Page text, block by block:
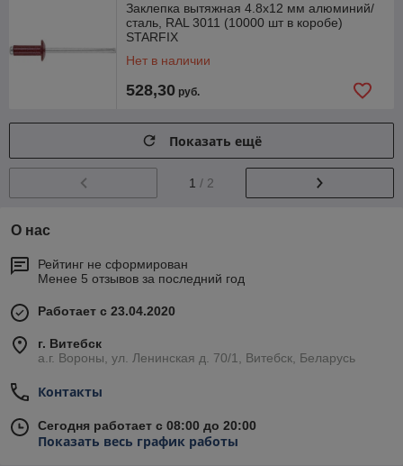
Заклепка вытяжная 4.8х12 мм алюминий/
сталь, RAL 3011 (10000 шт в коробе)
STARFIX
Нет в наличии
528,30 руб.
Показать ещё
1 / 2
О нас
Рейтинг не сформирован
Менее 5 отзывов за последний год
Работает с 23.04.2020
г. Витебск
а.г. Вороны, ул. Ленинская д. 70/1, Витебск, Беларусь
Контакты
Сегодня работает с 08:00 до 20:00
Показать весь график работы